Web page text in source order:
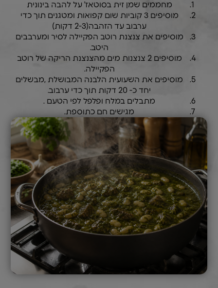
מחממים שמן זית בסוטאז' על להבה בינונית
מוסיפים 3 קוביות שום קפואות ומטגנים תוך כדי
ערבוב עד הזהבה(2-3 דקות)
מוסיפים את צנצנת רוטב הפקיילה לסיר ומערבבים
היטב.
מוסיפים 2 צנצנות מים מהצנצנת הריקה של רוטב
הפקיילה.
מוסיפים את השעועית הלבנה המבושלת ,מבשלים
יחד כ- 20 דקות תוך כדי ערבוב.
מתבלים במלח ופלפל לפי הטעם .
מגישים חם כתוספת.